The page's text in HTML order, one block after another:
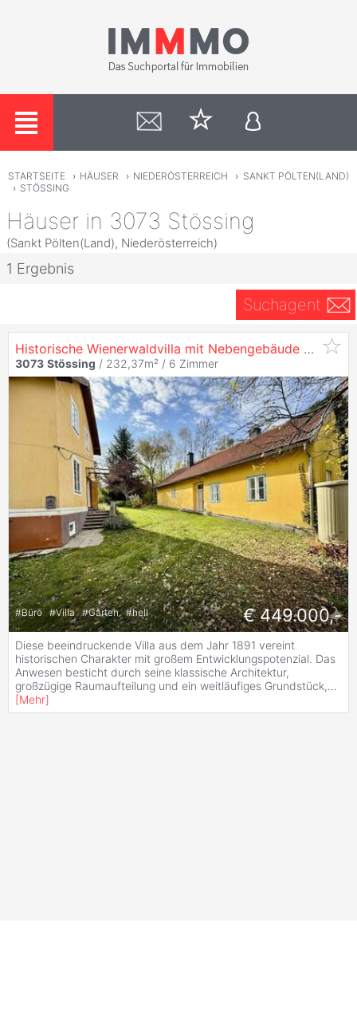
STARTSEITE › HÄUSER › NIEDERÖSTERREICH › SANKT PÖLTEN(LAND)
› STÖSSING
Häuser in 3073 Stössing
(Sankt Pölten(Land), Niederösterreich)
1 Ergebnis
Suchagent
Historische Wienerwaldvilla mit Nebengebäude – Charme & Großzügigkeit auf über 2.200 m² Grundstück!
3073 Stössing / 232,37m² / 6 Zimmer
#Büro #Villa #Garten #hell € 449.000,-
Diese beeindruckende Villa aus dem Jahr 1891 vereint
historischen Charakter mit großem Entwicklungspotenzial. Das
Anwesen besticht durch seine klassische Architektur,
großzügige Raumaufteilung und ein weitläufiges Grundstück,...
[Mehr]